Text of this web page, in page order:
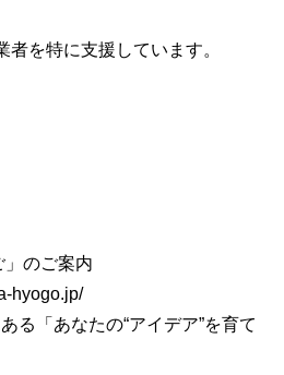
を特に支援しています。
」のご案内
hyogo.jp/
る「あなたの“アイデア”を育て